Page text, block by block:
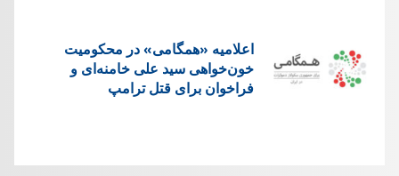
اعلامیه «همگامی» در محکومیت
خون‌خواهی سید علی خامنه‌ای و
فراخوان برای قتل ترامپ